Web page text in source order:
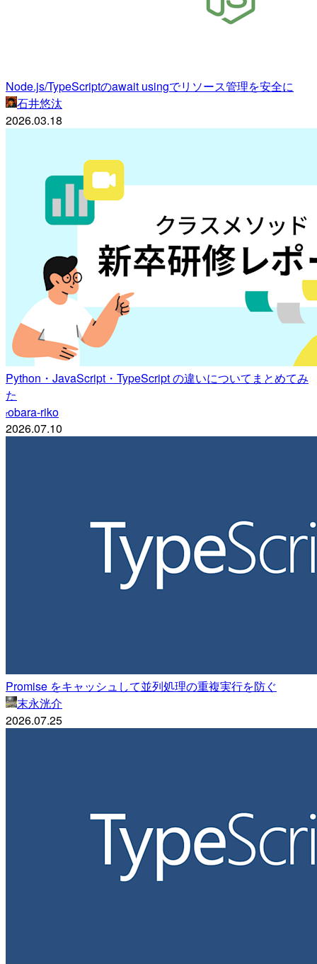
Node.js/TypeScriptのawait usingでリソース管理を安全に
石井悠汰
2026.03.18
Python・JavaScript・TypeScript の違いについてまとめてみ
た
robara-riko
2026.07.10
Promise をキャッシュして並列処理の重複実行を防ぐ
末永洸介
2026.07.25